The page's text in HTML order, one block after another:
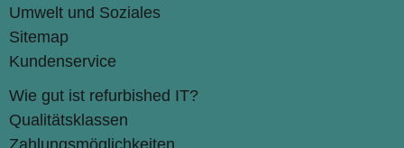
Umwelt und Soziales
Sitemap
Kundenservice
Wie gut ist refurbished IT?
Qualitätsklassen
Zahlungsmöglichkeiten